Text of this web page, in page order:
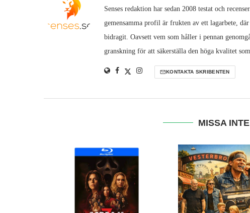
Senses redaktion har sedan 2008 testat och
gemensamma profil är frukten av ett lagarbete,
bidragit. Oavsett vem som håller i pennan
granskning för att säkerställa den höga kvalitet som
KONTAKTA SKRIBENTEN
MISSA